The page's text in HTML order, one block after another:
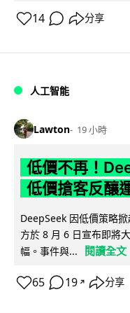
14 分享
人工智能
Lawton 19 小時
低價不再！
低價搶客反釀
DeepSeek 因低價策略
方於 8 月 6 日宣布即將
幅。事件與...
閱讀全文
65 19 ↗ 分享